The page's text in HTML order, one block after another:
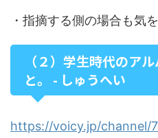
・指摘する側の場合も気
（２）学生時代のア
と。 - しゅうへい
https://voicy.jp/channel/